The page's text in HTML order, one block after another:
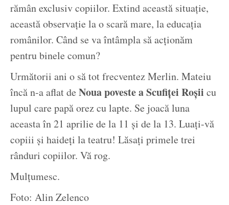
rămân exclusiv copiilor. Extind această situație,
această observație la o scară mare, la educația
românilor. Când se va întâmpla să acționăm
pentru binele comun?
Următorii ani o să tot frecventez Merlin. Mateiu
încă n-a aflat de Noua poveste a Scufiței Roșii cu
lupul care papă orez cu lapte. Se joacă luna
aceasta în 21 aprilie de la 11 și de la 13. Luați-vă
copiii și haideți la teatru! Lăsați primele trei
rânduri copiilor. Vă rog.
Mulțumesc.
Foto: Alin Zelenco